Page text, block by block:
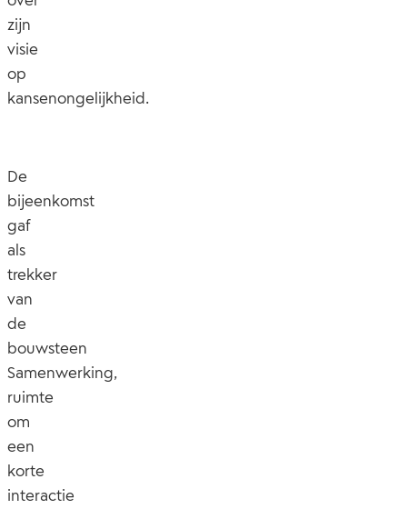
zijn
visie
op
kansenongelijkheid.
De
bijeenkomst
gaf
als
trekker
van
de
bouwsteen
Samenwerking,
ruimte
om
een
korte
interactie